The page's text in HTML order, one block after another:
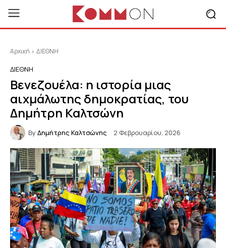
Αρχική ΔΙΕΘΝΗ
ΔΙΕΘΝΗ
Βενεζουέλα: η ιστορία μιας
αιχμάλωτης δημοκρατίας, του
Δημήτρη Καλτσώνη
ByΔημήτρης Καλτσώνης 2 Φεβρουαρίου, 2026